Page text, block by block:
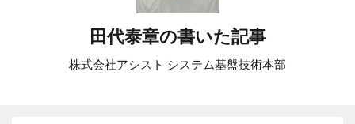
田代泰章の書いた記事
株式会社アシスト システム基盤技術本部